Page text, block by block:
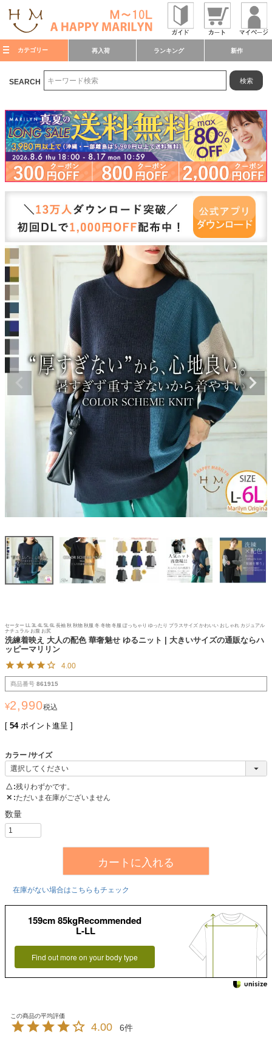
カテゴリー 再入荷 ランキング 新作
SEARCH 検索
セーター LL 3L 4L 5L 6L 長袖 秋 秋物 秋服 冬 冬物 冬服 ぽっちゃり ゆったり プラスサイズ かわいい おしゃれ カジュアル
ナチュラル お腹 お尻
洗練着映え 大人の配色 華奢魅せ ゆるニット | 大きいサイズの通販ならハ
ッピーマリリン
4.00
商品番号 861915
¥2,990税込
[ 54 ポイント進呈 ]
カラー サイズ
△ 残りわずかです。
✕ ただいま在庫がございません
カートに入れる
在庫がない場合はこちらもチェック
159cm 85kgRecommended
L-LL
Find out more on your body type
4.00 6